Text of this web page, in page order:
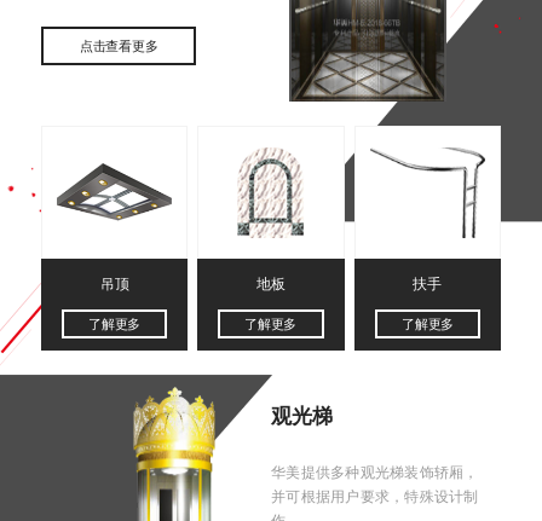
点击查看更多
吊顶
了解更多
地板
了解更多
扶手
了解更多
观光梯
华美提供多种观光梯装饰轿厢，
并可根据用户要求，特殊设计制